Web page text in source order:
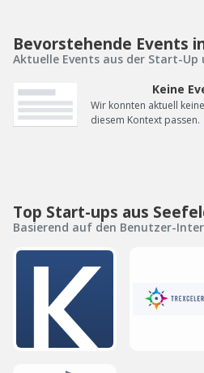
Bevorstehende Events
Aktuelle Events aus der Start-Up
Keine
Wir konnten aktuell
diesem Kontext passen.
Top Start-ups aus
Basierend auf den Benutzer-